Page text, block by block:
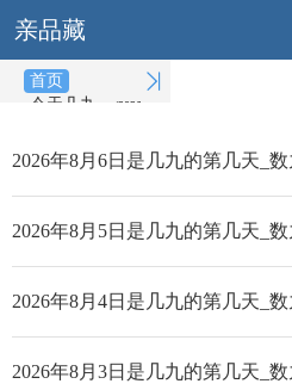
亲品藏
首页
今天几九
(2026-08-06)

2026年8月6日是几九的第几天_
2026年8月5日是几九的第几天_
2026年8月4日是几九的第几天_
2026年8月3日是几九的第几天_